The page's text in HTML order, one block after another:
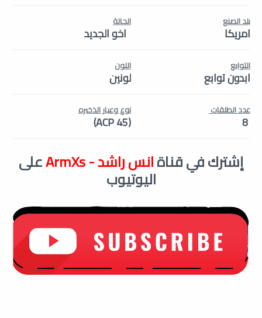
بلد الصنع
امريكا
الحالة
اخو الجديد
التوابع
ابدون توابع
اللون
لونين
عدد الطلقات نوع وعيار الذخيره
(45 ACP)
إشترك في قناةانس راشد - ArmXs على
اليوتيوب